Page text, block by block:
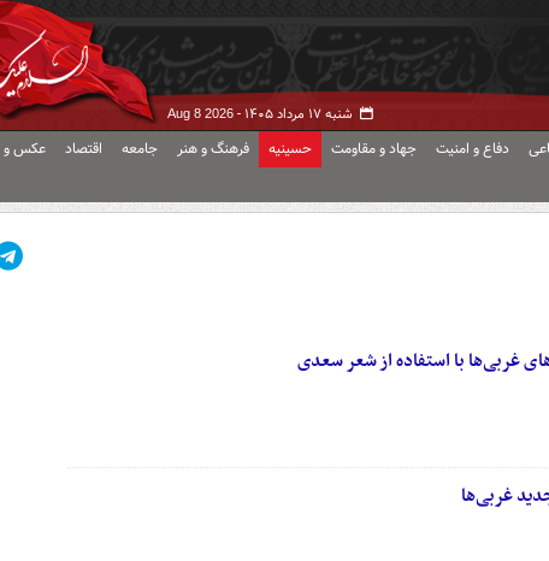
شنبه ۱۷ مرداد ۱۴۰۵ - Aug 8 2026
دفاع و امنیت جهاد و مقاومت حسینیه فرهنگ و هنر جامعه اقتصاد عکس و
غربی‌ها با استفاده از شعر سعدی
غربی‌ها